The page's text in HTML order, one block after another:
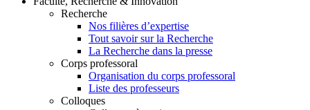
Recherche
Nos filières d’expertise
Tout savoir sur la Recherche
La Recherche dans la presse
Corps professoral
Organisation du corps professoral
Liste des professeurs
Colloques